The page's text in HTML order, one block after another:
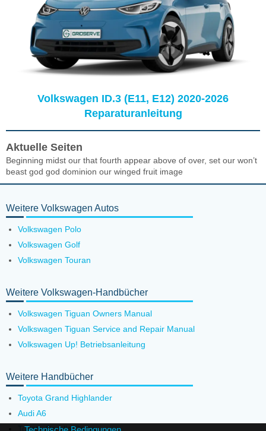
Volkswagen ID.3 (E11, E12) 2020-2026
Reparaturanleitung
Aktuelle Seiten
Beginning midst our that fourth appear above of over, set our won’t
beast god god dominion our winged fruit image
Weitere Volkswagen Autos
Volkswagen Polo
Volkswagen Golf
Volkswagen Touran
Weitere Volkswagen-Handbücher
Volkswagen Tiguan Owners Manual
Volkswagen Tiguan Service and Repair Manual
Volkswagen Up! Betriebsanleitung
Weitere Handbücher
Toyota Grand Highlander
Audi A6
Toyota Corolla Cross